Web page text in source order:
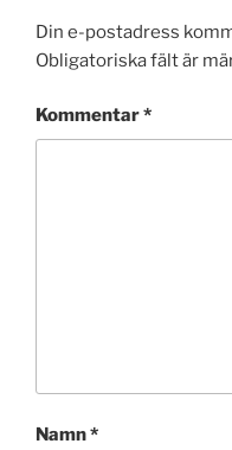
Din e-postadress
Obligatoriska fält är
Kommentar*
Namn*